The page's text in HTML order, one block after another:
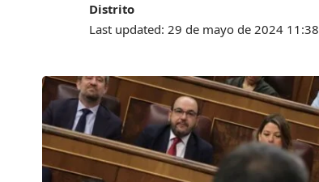
Last updated: 29 de mayo de 2024 11:38
Distrito